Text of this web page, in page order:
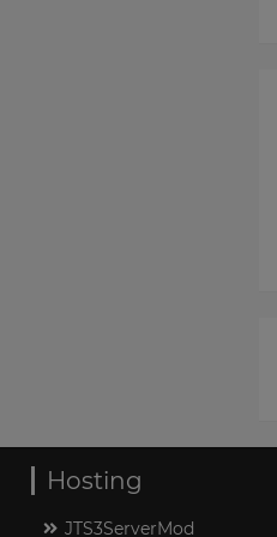
Hosting
JTS3ServerMod